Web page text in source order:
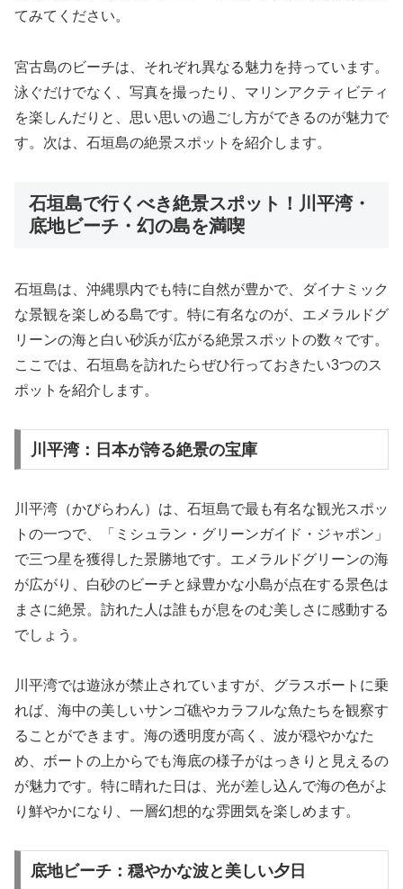
てみてください。
宮古島のビーチは、それぞれ異なる魅力を持っています。
泳ぐだけでなく、写真を撮ったり、マリンアクティビティ
を楽しんだりと、思い思いの過ごし方ができるのが魅力で
す。次は、石垣島の絶景スポットを紹介します。
石垣島で行くべき絶景スポット！川平湾・
底地ビーチ・幻の島を満喫
石垣島は、沖縄県内でも特に自然が豊かで、ダイナミック
な景観を楽しめる島です。特に有名なのが、エメラルドグ
リーンの海と白い砂浜が広がる絶景スポットの数々です。
ここでは、石垣島を訪れたらぜひ行っておきたい3つのス
ポットを紹介します。
川平湾：日本が誇る絶景の宝庫
川平湾（かびらわん）は、石垣島で最も有名な観光スポッ
トの一つで、「ミシュラン・グリーンガイド・ジャポン」
で三つ星を獲得した景勝地です。エメラルドグリーンの海
が広がり、白砂のビーチと緑豊かな小島が点在する景色は
まさに絶景。訪れた人は誰もが息をのむ美しさに感動する
でしょう。
川平湾では遊泳が禁止されていますが、グラスボートに乗
れば、海中の美しいサンゴ礁やカラフルな魚たちを観察す
ることができます。海の透明度が高く、波が穏やかなた
め、ボートの上からでも海底の様子がはっきりと見えるの
が魅力です。特に晴れた日は、光が差し込んで海の色がよ
り鮮やかになり、一層幻想的な雰囲気を楽しめます。
底地ビーチ：穏やかな波と美しい夕日